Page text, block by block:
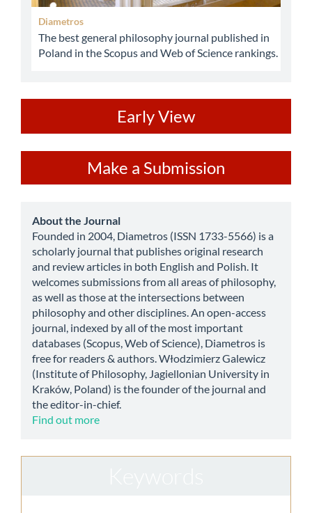
Diametros
The best general philosophy journal published in
Poland in the Scopus and Web of Science rankings.
Early View
a
Submission
Make a Submission
about
About the Journal
Founded in 2004, Diametros (ISSN 1733-5566) is a
scholarly journal that publishes original research
and review articles in both English and Polish. It
welcomes submissions from all areas of philosophy,
as well as those at the intersections between
philosophy and other disciplines. An open-access
journal, indexed by all of the most important
databases (Scopus, Web of Science), Diametros is
free for readers & authors. Włodzimierz Galewicz
(Institute of Philosophy, Jagiellonian University in
Kraków, Poland) is the founder of the journal and
the editor-in-chief.
Find out more